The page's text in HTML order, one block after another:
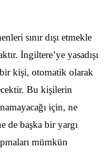
sınır dışı etmekle
İngiltere’ye yasadışı
kişi, otomatik olarak
Bu kişilerin
için, ne
de başka bir yargı
mümkün